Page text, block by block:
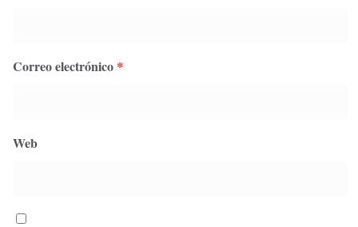
Correo electrónico *
Web